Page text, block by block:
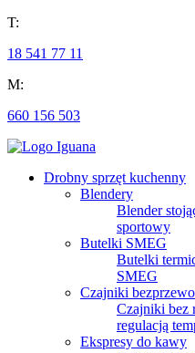
T:
18 541 77 11
M:
660 156 503
Drobny sprzęt kuchenny
Blendery
Blender
sportowy
Butelki SMEG
Butelki
SMEG
Czajniki
Czajniki bez
regulacją
Ekspresy do kawy